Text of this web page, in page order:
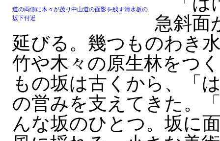
道の両側に木々が茂り中山道の面影を残す清水坂の
坂下付近
急斜面
延びる。幾つものわき
竹や木々の原生林をつ
もの坂は古くから、「
の営みを支えてきた。
んな坂のひとつ。坂に